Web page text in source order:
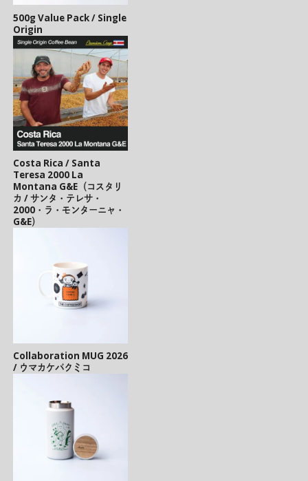
500g Value Pack / Single
Origin
Costa Rica / Santa
Teresa 2000 La
Montana G&E（コスタリ
カ / サンタ・テレサ・
2000・ラ・モンターニャ・
G&E）
Collaboration MUG 2026
/ ウマカケバクミコ